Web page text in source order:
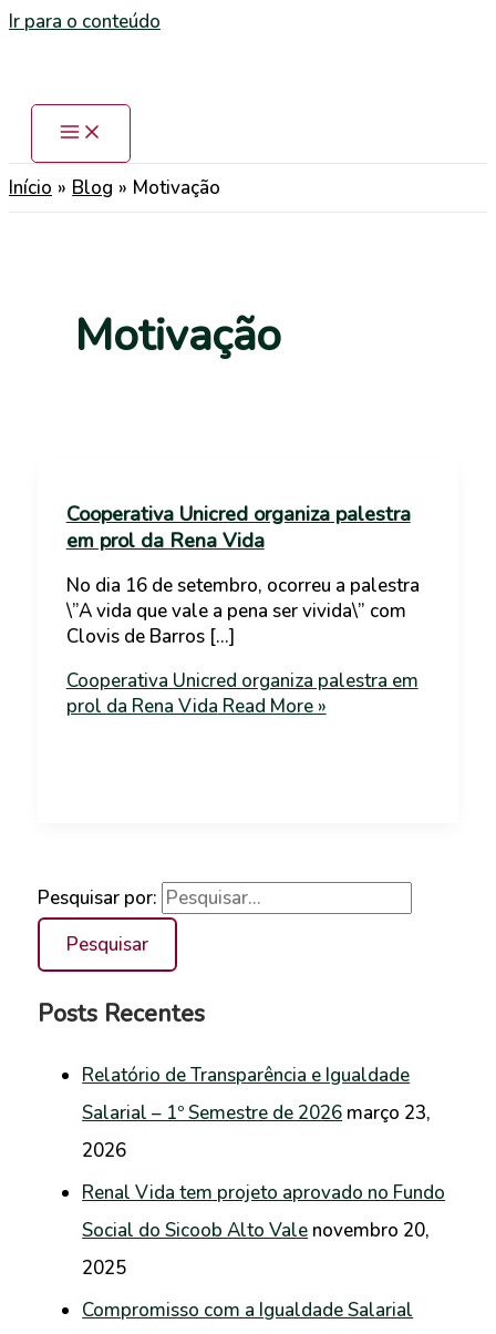
Ir para o conteúdo
Início Blog Motivação
Motivação
Cooperativa Unicred organiza palestra
em prol da Rena Vida
No dia 16 de setembro, ocorreu a palestra
\”A vida que vale a pena ser vivida\” com
Clovis de Barros […]
Cooperativa Unicred organiza palestra em
prol da Rena Vida Read More »
Pesquisar por:
Posts Recentes
Relatório de Transparência e Igualdade
Salarial – 1º Semestre de 2026 março 23,
2026
Renal Vida tem projeto aprovado no Fundo
Social do Sicoob Alto Vale novembro 20,
2025
Compromisso com a Igualdade Salarial